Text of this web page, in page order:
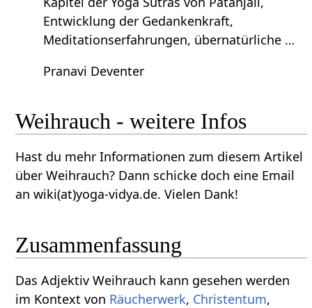
Entwicklung der Gedankenkraft,
Meditationserfahrungen, übernatürliche …
Pranavi Deventer
Weihrauch‏‎ - weitere Infos
Hast du mehr Informationen zum diesem Artikel
über Weihrauch‏‎? Dann schicke doch eine Email
an wiki(at)yoga-vidya.de. Vielen Dank!
Zusammenfassung
Das Adjektiv Weihrauch‏‎ kann gesehen werden
im Kontext von Räucherwerk, Christentum,